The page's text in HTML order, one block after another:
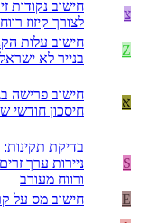
צ
חישוב נקודות
לצורך קיזוז
Z
חישוב עלות
בנייר לא
א
חיסכון חודשי של 8 אלף
S
בדיקת
ניירות ערך
ורווח מעורב
E חישוב מס על